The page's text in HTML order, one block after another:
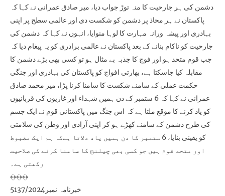
دشمن کی ہر جارحیت کا منہ توڑ جواب دیا، میر صادق عمرانی نے کہا کہ
پاکستان نے ہر محاذ پر دشمن کو شکست دی اور عالمی سطح پر اپنی
بہادری اور پیشہ ورانہ مہارت کا لوہا منوایا، انہوں نے کہا کہ دشمن کی
جارحیت کو ناکام بنانے کے بعد پاکستان نے عالمی برادری کو یہ پیغام دیا کہ
جب قوم متحد ہو اور فوج کا جذبہ بے مثال ہو تو کسی بھی بڑے دشمن کا
مقابلہ کیا جاسکتا ہے، بھارتی افواج کو پاکستان کی بہادری اور جنگی
حکمت عملی کے سامنے شکست کا سامنا کرنا پڑا، میر محمد صادق
عمرانی نے کہا کہ 6 ستمبر کے دن ہمیں شہداء اور غازیوں کی قربانیوں
کو یاد کرنے کا موقع ملتا ہے کہ اس جنگ میں پاکستانی قوم نے ایک جسم
کی طرح دشمن کے سامنے کھڑے ہو کر اپنی آزادی اور وطن کی سلامتی
کو یقینی بنایا، 6 ستمبر کا دن ہمیں یاد دلاتا ہےکہ ہم ایک مضبوط
اور متحد قوم ہیں جو کسی بھی چیلنج کا سامنا کرنے کی صلاحیت
رکھتی ہے۔
﴾﴿﴾﴿﴾﴿
خبرنامہ نمبر5137/2024